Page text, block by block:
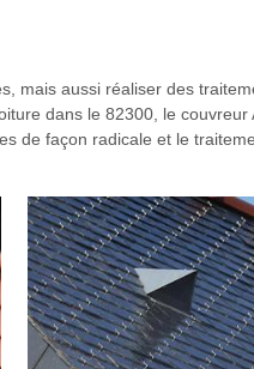
aussi réaliser des
dans le 82300, le
de façon radicale et le